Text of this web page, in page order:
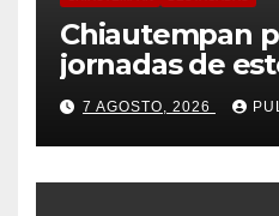
Chiautempan
jornadas de
para perros y
7 AGOSTO, 2026